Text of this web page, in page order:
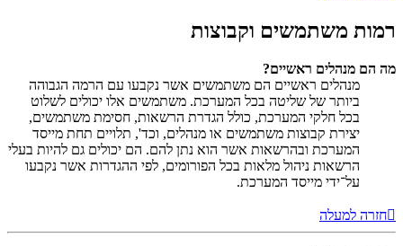
רמות משתמשים וקבוצות
מה הם מנהלים ראשיים?
מנהלים ראשיים הם משתמשים אשר נקבעו עם הרמה הגבוהה
ביותר של שליטה בכל המערכת. משתמשים אלו יכולים לשלוט
בכל חלקי המערכת, כולל הגדרת הרשאות, חסימת משתמשים,
יצירת קבוצות משתמשים או מנהלים, וכד', תלויים תחת מייסד
המערכת ובהרשאות אשר הוא נתן להם. הם יכולים גם להיות בעלי
הרשאות ניהול מלאות בכל הפורומים, לפי ההגדרות אשר נקבעו
על־ידי מייסד המערכת.
חזרה למעלה